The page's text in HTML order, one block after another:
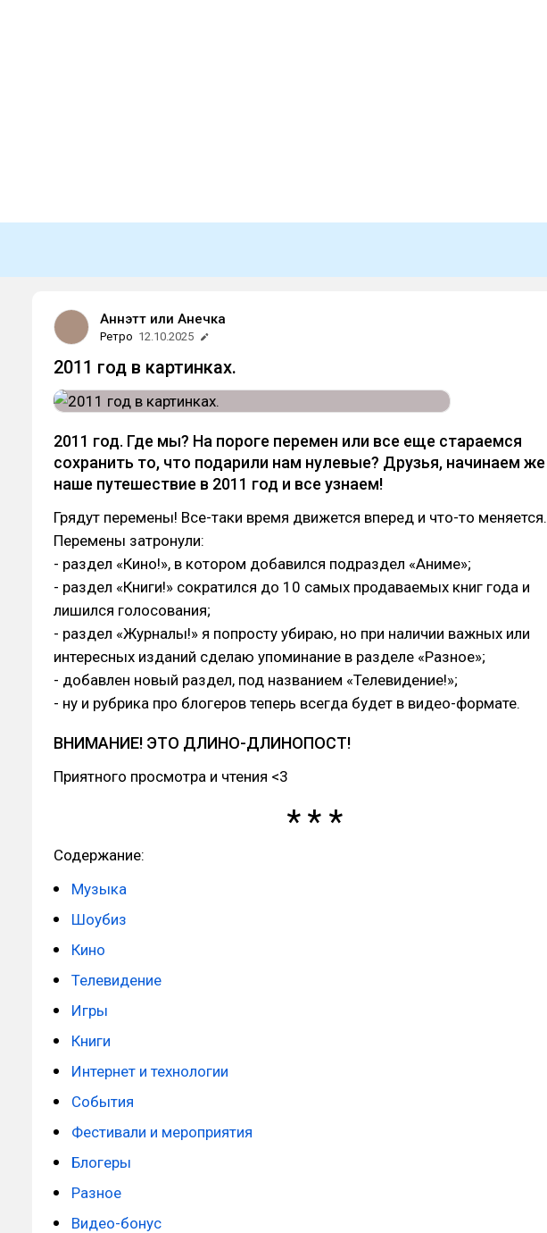
Аннэтт или Анечка
Ретро 12.10.2025
2011 год в картинках.
2011 год. Где мы? На пороге перемен или все еще стараемся
сохранить то, что подарили нам нулевые? Друзья, начинаем же
наше путешествие в 2011 год и все узнаем!
Грядут перемены! Все-таки время движется вперед и что-то меняется.
Перемены затронули:
- раздел «Кино!», в котором добавился подраздел «Аниме»;
- раздел «Книги!» сократился до 10 самых продаваемых книг года и
лишился голосования;
- раздел «Журналы!» я попросту убираю, но при наличии важных или
интересных изданий сделаю упоминание в разделе «Разное»;
- добавлен новый раздел, под названием «Телевидение!»;
- ну и рубрика про блогеров теперь всегда будет в видео-формате.
ВНИМАНИЕ! ЭТО ДЛИНО-ДЛИНОПОСТ!
Приятного просмотра и чтения <3
Содержание:
Музыка
Шоубиз
Кино
Телевидение
Игры
Книги
Интернет и технологии
События
Фестивали и мероприятия
Блогеры
Разное
Видео-бонус